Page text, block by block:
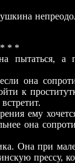
а
она
к
ему хочется
она
Она при
прессу,